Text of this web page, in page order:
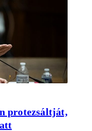
protezsáltját,